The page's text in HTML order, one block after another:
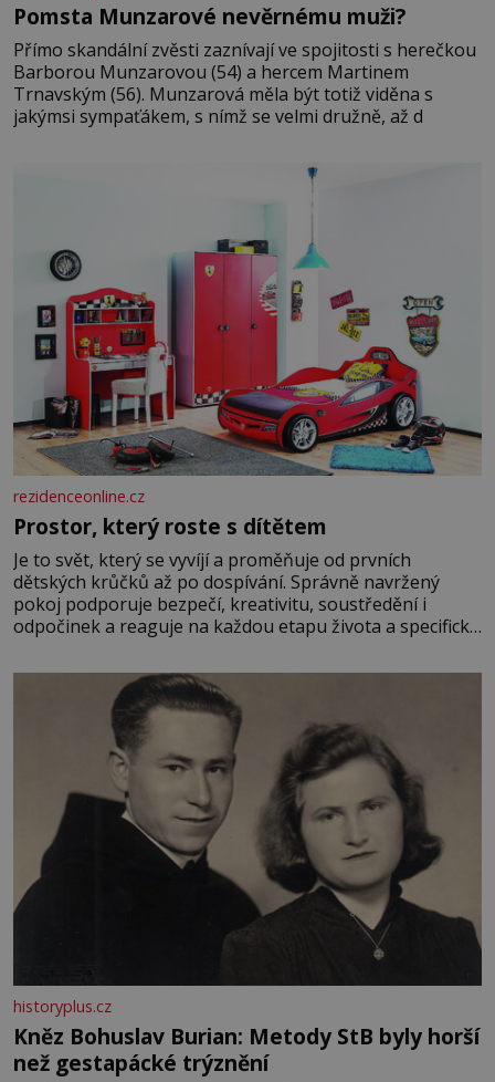
Pomsta Munzarové nevěrnému muži?
Přímo skandální zvěsti zaznívají ve spojitosti s herečkou
Barborou Munzarovou (54) a hercem Martinem
Trnavským (56). Munzarová měla být totiž viděna s
jakýmsi sympaťákem, s nímž se velmi družně, až d
rezidenceonline.cz
Prostor, který roste s dítětem
Je to svět, který se vyvíjí a proměňuje od prvních
dětských krůčků až po dospívání. Správně navržený
pokoj podporuje bezpečí, kreativitu, soustředění i
odpočinek a reaguje na každou etapu života a specifické
měkkost a bezpečí, proto by pokoj miminka měl působit
především klidně a útulně. Předškolní věk je
historyplus.cz
Kněz Bohuslav Burian: Metody StB byly horší
než gestapácké trýznění